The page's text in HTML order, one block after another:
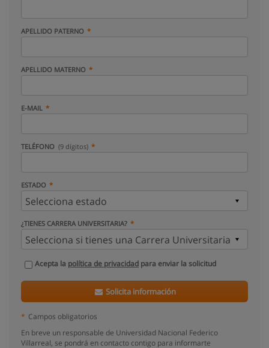
APELLIDO PATERNO
APELLIDO MATERNO
E-MAIL
TELÉFONO (9 dígitos)
ESTADO
¿TIENES CARRERA UNIVERSITARIA?
Acepta la política de privacidad para enviar la solicitud
Solicita información
* Campos obligatorios
En breve un responsable de Universidad Nacional Federico
Villarreal, se pondrá en contacto contigo para informarte